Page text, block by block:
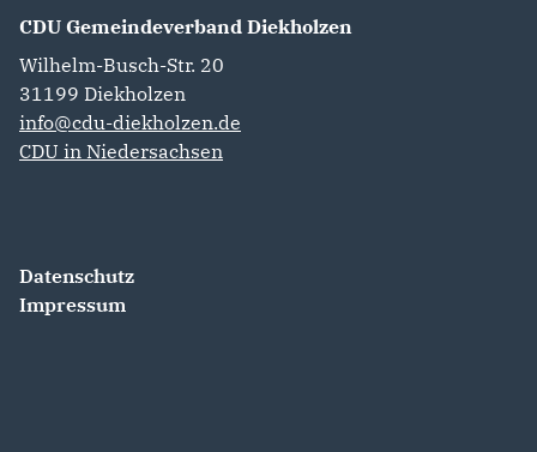
CDU Gemeindeverband Diekholzen
Wilhelm-Busch-Str. 20
31199 Diekholzen
info@cdu-diekholzen.de
CDU in Niedersachsen
Datenschutz
Impressum